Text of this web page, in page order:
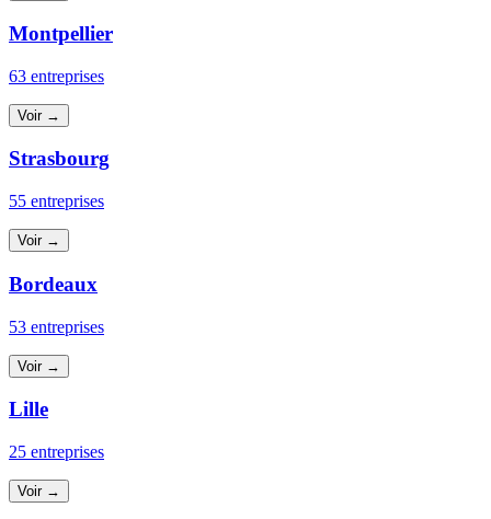
Montpellier
63 entreprises
Voir →
Strasbourg
55 entreprises
Voir →
Bordeaux
53 entreprises
Voir →
Lille
25 entreprises
Voir →